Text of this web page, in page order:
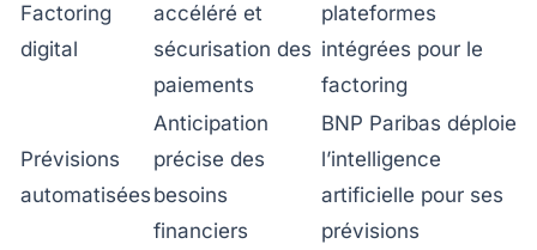
Factoring
digital
accéléré et
sécurisation des
paiements
plateformes
intégrées pour le
factoring
Prévisions
automatisées
Anticipation
précise des
besoins
financiers
BNP Paribas déploie
l’intelligence
artificielle pour ses
prévisions